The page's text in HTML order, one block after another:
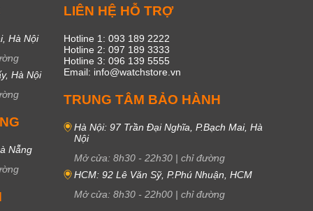
Hà Nội
Hà Nội
Nẵng
LIÊN HỆ HỖ TRỢ
Hotline 1: 093 189 2222
Hotline 2: 097 189 3333
Hotline 3: 096 139 5555
Email: info@watchstore.vn
TRUNG TÂM BẢO HÀNH
Hà Nội: 97 Trần Đại Nghĩa, P.Bạch Mai, Hà
Nội
Mở cửa: 8h30 - 22h30 | chỉ đường
HCM: 92 Lê Văn Sỹ, P.Phú Nhuận, HCM
Mở cửa: 8h30 - 22h00 | chỉ đường